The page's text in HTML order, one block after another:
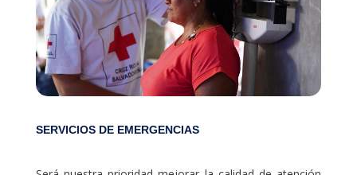
SERVICIOS DE EMERGENCIAS